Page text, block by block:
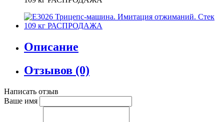
Описание
Отзывов (0)
Написать отзыв
Ваше имя